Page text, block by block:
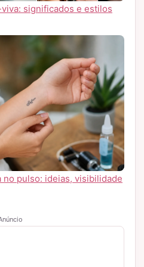
significados e estilos
no pulso: ideias, visibilidade